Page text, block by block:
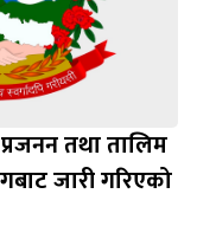
तथा तालिम
जारी गरिएको